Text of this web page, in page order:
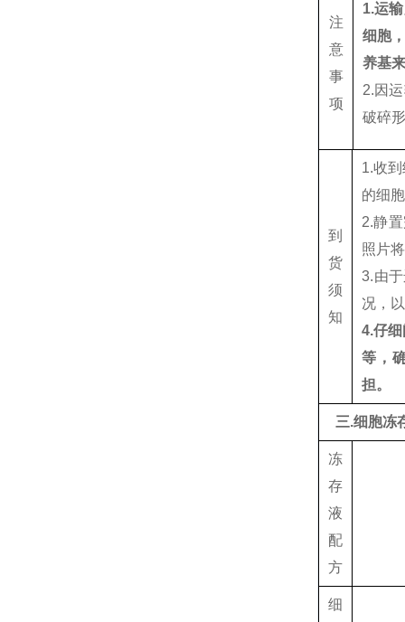
注
意
事
项
1.运
细胞
养基
2.因
破碎
到
货
须
知
1.收
的细
2.静
照片
3.由
况，
4.仔
等，
担。
三.细胞冻
冻
存
液
配
方
细